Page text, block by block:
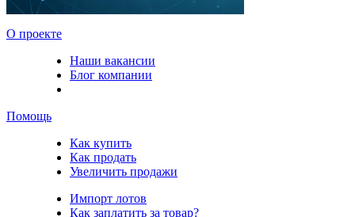
О проекте
Наши вакансии
Блог компании
Помощь
Как купить
Как продать
Увеличить продажи
Импорт лотов
Как заплатить за товар?